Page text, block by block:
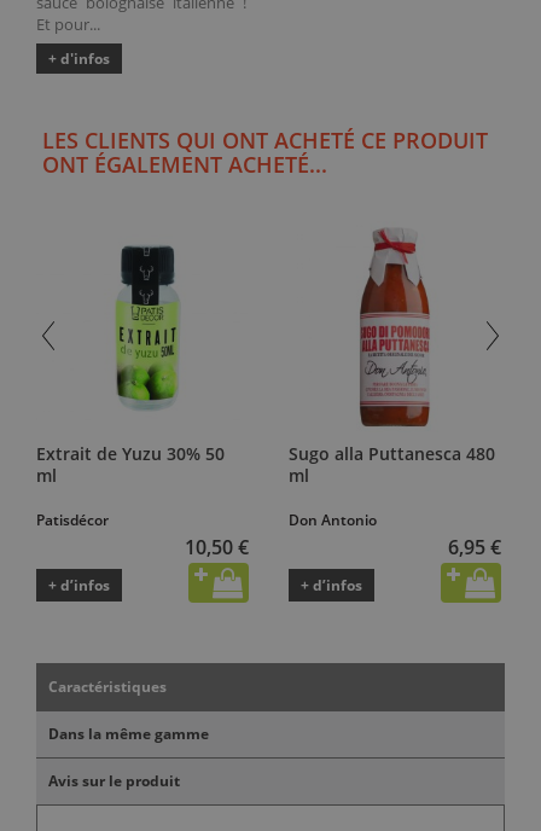
Et pour...
+ d'infos
LES CLIENTS QUI ONT ACHETÉ CE PRODUIT
ONT ÉGALEMENT ACHETÉ...
Extrait de Yuzu 30% 50
ml
Patisdécor
10,50 €
+ d’infos
Sugo alla Puttanesca 480
ml
Don Antonio
6,95 €
+ d’infos
Caractéristiques
Dans la même gamme
Avis sur le produit